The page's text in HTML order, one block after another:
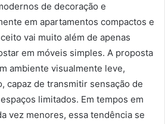
de decoração e
em apartamentos compactos e
vai muito além de apenas
em móveis simples. A proposta
ambiente visualmente leve,
capaz de transmitir sensação de
limitados. Em tempos em
vez menores, essa tendência se